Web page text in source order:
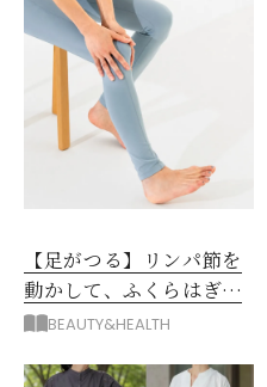
【足がつる】リンパ節を
動かして、ふくらはぎの
むくみ、こむら返りを解
BEAUTY&HEALTH